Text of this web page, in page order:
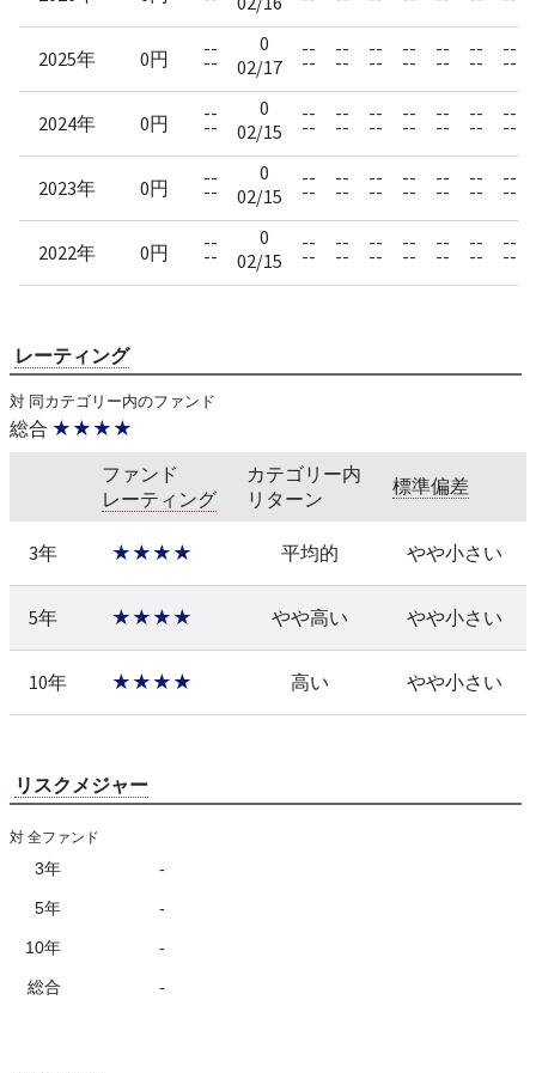
2025年 0円 --
--
0
02/17
--
--
--
--
--
--
--
--
--
--
--
--
--
--
2024年 0円 --
--
0
02/15
--
--
--
--
--
--
--
--
--
--
--
--
--
--
2023年 0円 --
--
0
02/15
--
--
--
--
--
--
--
--
--
--
--
--
--
--
2022年 0円 --
--
0
02/15
--
--
--
--
--
--
--
--
--
--
--
--
--
--
レーティング
対 同カテゴリー内のファンド
総合 ★★★★
ファンド
レーティング
カテゴリー内
リターン
標準偏差
3年 ★★★★ 平均的 やや小さい
5年 ★★★★ やや高い やや小さい
10年 ★★★★ 高い やや小さい
リスクメジャー
対 全ファンド
3年 -
5年 -
10年 -
総合 -